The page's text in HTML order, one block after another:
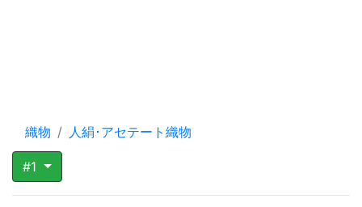
織物 人絹･アセテート織物
#1